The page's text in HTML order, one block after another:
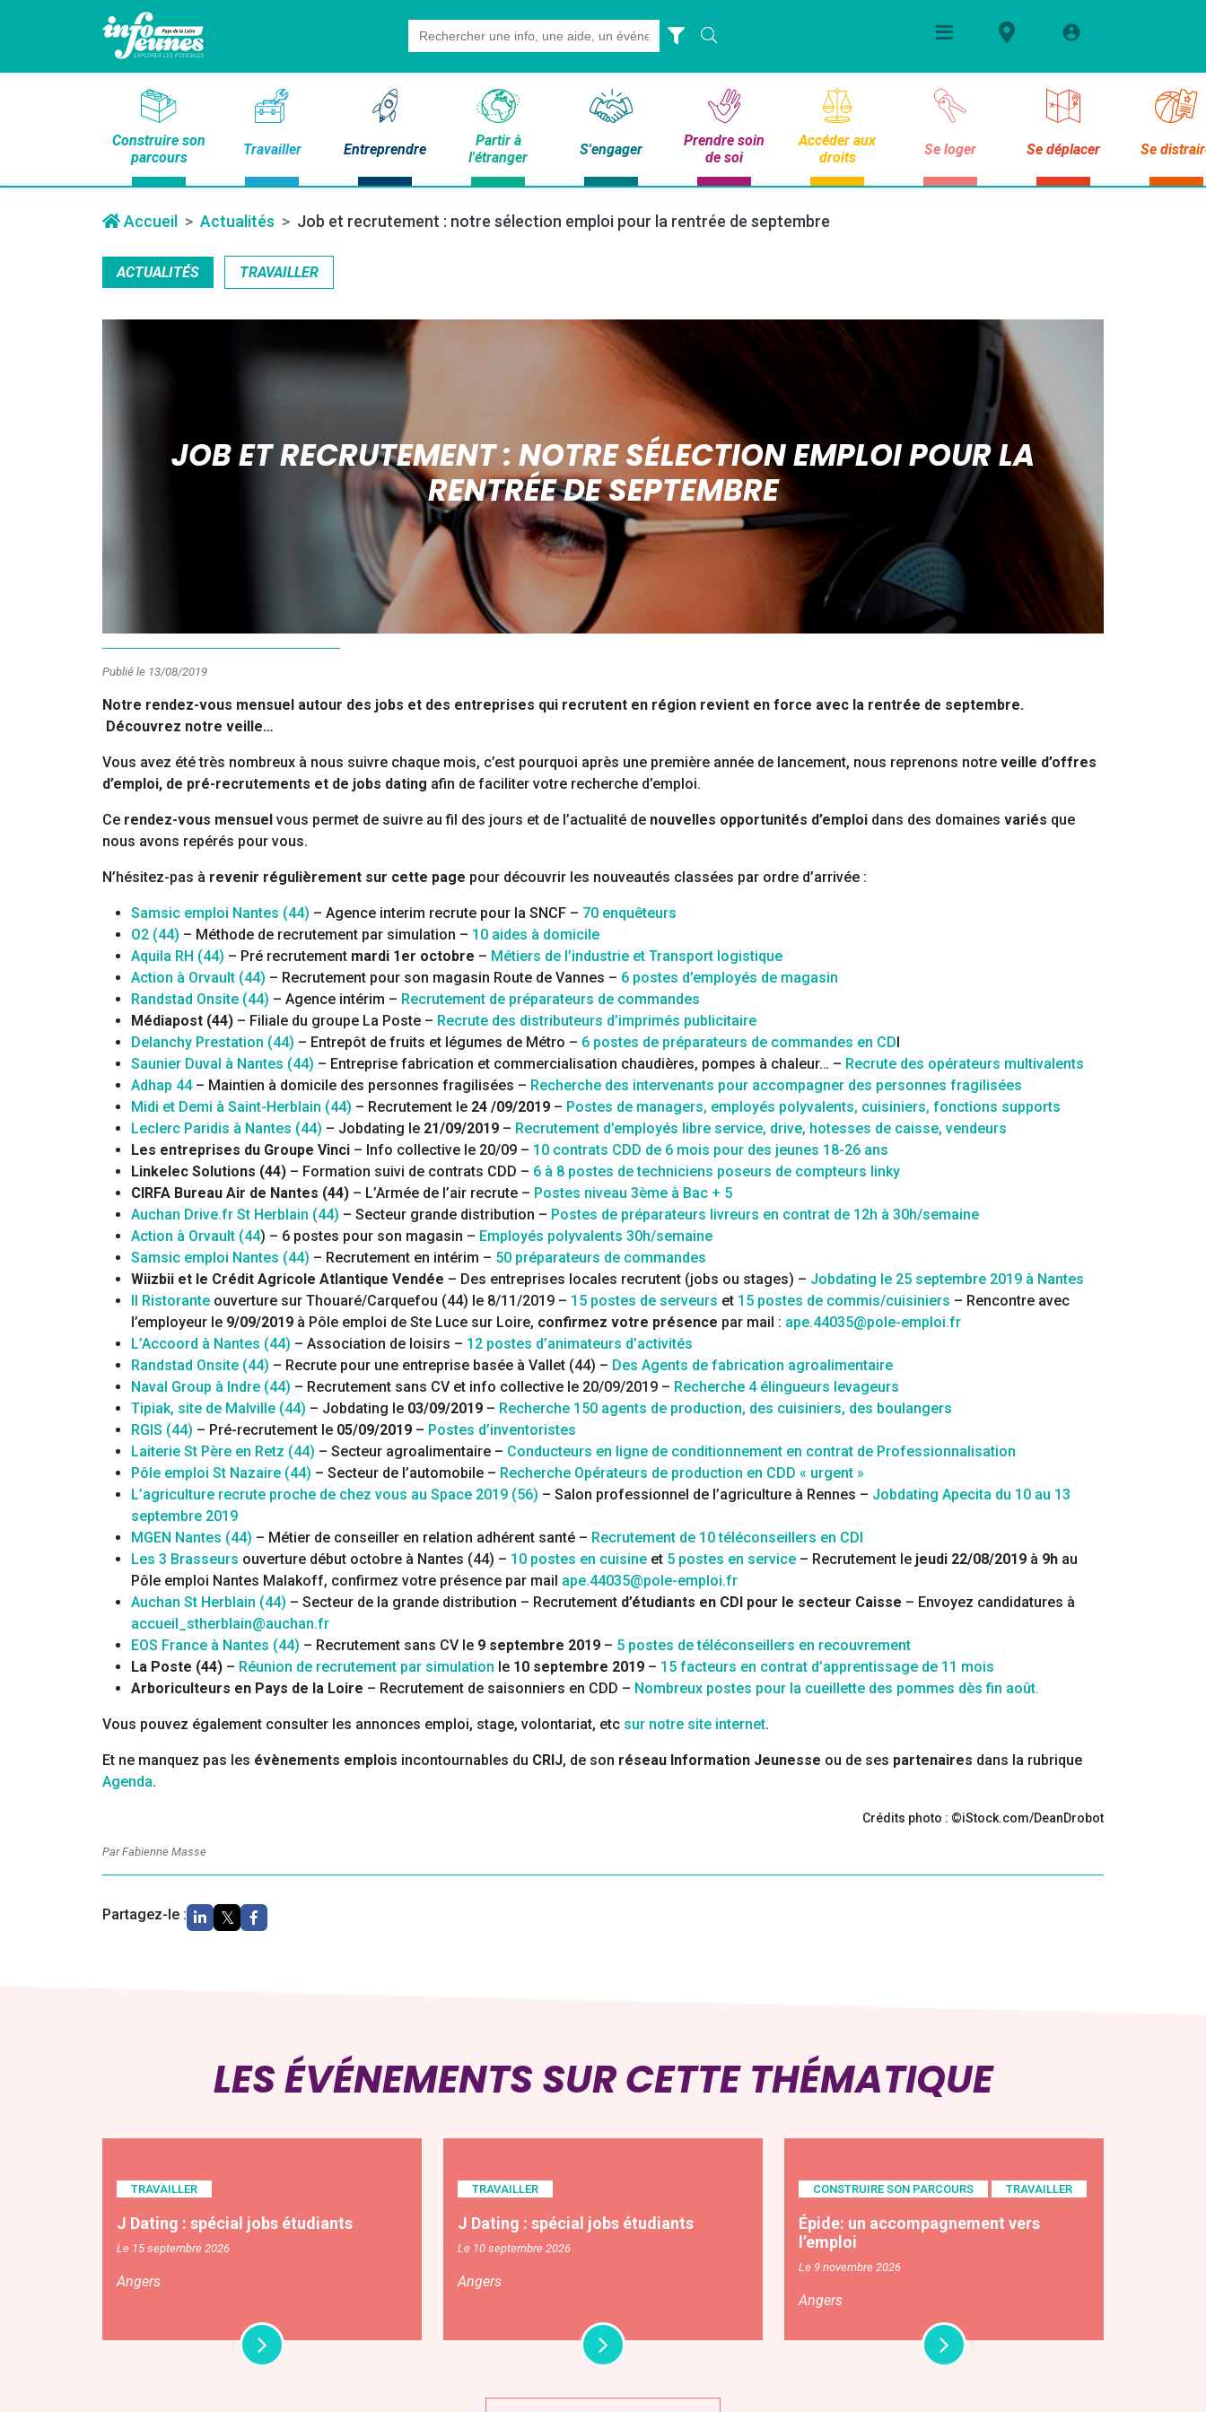
Search
for:
Construire son
parcours
Travailler Entreprendre
Partir à
l'étranger
S'engager
Prendre soin
de soi
Accéder aux
droits
Se loger Se déplacer Se
Accueil Actualités Job et recrutement : notre sélection emploi pour la rentrée de septembre
ACTUALITÉS TRAVAILLER
JOB ET RECRUTEMENT : NOTRE SÉLECTION EMPLOI POUR LA
RENTRÉE DE SEPTEMBRE
Publié le 13/08/2019
Notre rendez-vous mensuel autour des jobs et des entreprises qui recrutent en région revient en force avec la rentrée de septembre.
Découvrez notre veille…
Vous avez été très nombreux à nous suivre chaque mois, c’est pourquoi après une première année de lancement, nous reprenons notre veille d’offres
d’emploi, de pré-recrutements et de jobs dating afin de faciliter votre recherche d’emploi.
Ce rendez-vous mensuel vous permet de suivre au fil des jours et de l’actualité de nouvelles opportunités d’emploi dans des domaines variés que
nous avons repérés pour vous.
N’hésitez-pas à revenir régulièrement sur cette page pour découvrir les nouveautés classées par ordre d’arrivée :
Samsic emploi Nantes (44) – Agence interim recrute pour la SNCF – 70 enquêteurs
O2 (44) – Méthode de recrutement par simulation – 10 aides à domicile
Aquila RH (44) – Pré recrutement mardi 1er octobre – Métiers de l’industrie et Transport logistique
Action à Orvault (44) – Recrutement pour son magasin Route de Vannes – 6 postes d’employés de magasin
Randstad Onsite (44) – Agence intérim – Recrutement de préparateurs de commandes
Médiapost (44) – Filiale du groupe La Poste – Recrute des distributeurs d’imprimés publicitaire
Delanchy Prestation (44) – Entrepôt de fruits et légumes de Métro – 6 postes de préparateurs de commandes en CD
Saunier Duval à Nantes (44) – Entreprise fabrication et commercialisation chaudières, pompes à chaleur… – Recrute des opérateurs multivalents
Adhap 44– Maintien à domicile des personnes fragilisées – Recherche des intervenants pour accompagner des personnes fragilisées
Midi et Demi à Saint-Herblain (44) – Recrutement le 24 /09/2019 – Postes de managers, employés polyvalents, cuisiniers, fonctions supports
Leclerc Paridis à Nantes (44) – Jobdating le 21/09/2019 – Recrutement d’employés libre service, drive, hotesses de caisse, vendeurs
Les entreprises du Groupe Vinci – Info collective le 20/09 – 10 contrats CDD de 6 mois pour des jeunes 18-26 ans
Linkelec Solutions (44) – Formation suivi de contrats CDD – 6 à 8 postes de techniciens poseurs de compteurs linky
CIRFA Bureau Air de Nantes (44) – L’Armée de l’air recrute – Postes niveau 3ème à Bac + 5
Auchan Drive.fr St Herblain (44) – Secteur grande distribution – Postes de préparateurs livreurs en contrat de 12h à 30h/semaine
Action à Orvault (44) – 6 postes pour son magasin – Employés polyvalents 30h/semaine
Samsic emploi Nantes (44) – Recrutement en intérim – 50 préparateurs de commandes
Wiizbii et le Crédit Agricole Atlantique Vendée – Des entreprises locales recrutent (jobs ou stages) – Jobdating le 25 septembre 2019 à Nantes
Il Ristorante ouverture sur Thouaré/Carquefou (44) le 8/11/2019 – 15 postes de serveurs et 15 postes de commis/cuisiniers – Rencontre avec
l’employeur le 9/09/2019 à Pôle emploi de Ste Luce sur Loire, confirmez votre présence par mail : ape.44035@pole-emploi.fr
L’Accoord à Nantes (44) – Association de loisirs – 12 postes d’animateurs d’activités
Randstad Onsite (44) – Recrute pour une entreprise basée à Vallet (44) – Des Agents de fabrication agroalimentaire
Naval Group à Indre (44) – Recrutement sans CV et info collective le 20/09/2019 – Recherche 4 élingueurs levageurs
Tipiak, site de Malville (44) – Jobdating le 03/09/2019 – Recherche 150 agents de production, des cuisiniers, des boulangers
RGIS (44) – Pré-recrutement le 05/09/2019 – Postes d’inventoristes
Laiterie St Père en Retz (44) – Secteur agroalimentaire – Conducteurs en ligne de conditionnement en contrat de Professionnalisation
Pôle emploi St Nazaire (44) – Secteur de l’automobile – Recherche Opérateurs de production en CDD « urgent »
L’agriculture recrute proche de chez vous au Space 2019 (56) – Salon professionnel de l’agriculture à Rennes – Jobdating Apecita du 10 au 13
septembre 2019
MGEN Nantes (44) – Métier de conseiller en relation adhérent santé – Recrutement de 10 téléconseillers en CDI
Les 3 Brasseurs ouverture début octobre à Nantes (44) – 10 postes en cuisine et 5 postes en service – Recrutement le jeudi 22/08/2019 à 9h au
Pôle emploi Nantes Malakoff, confirmez votre présence par mail ape.44035@pole-emploi.fr
Auchan St Herblain (44) – Secteur de la grande distribution – Recrutement d’étudiants en CDI pour le secteur Caisse – Envoyez candidatures à
accueil_stherblain@auchan.fr
EOS France à Nantes (44) – Recrutement sans CV le 9 septembre 2019 – 5 postes de téléconseillers en recouvrement
La Poste (44) – Réunion de recrutement par simulation le 10 septembre 2019 – 15 facteurs en contrat d’apprentissage de 11 mois
Arboriculteurs en Pays de la Loire – Recrutement de saisonniers en CDD – Nombreux postes pour la cueillette des pommes dès fin août.
Vous pouvez également consulter les annonces emploi, stage, volontariat, etc sur notre site internet.
Et ne manquez pas les évènements emplois incontournables du CRIJ, de son réseau Information Jeunesse ou de ses partenaires dans la rubrique
Agenda.
Crédits photo : ©iStock.com/DeanDrobot
Par Fabienne Masse
Partagez-le :
LES ÉVÉNEMENTS SUR CETTE THÉMATIQUE
TRAVAILLER
J Dating : spécial jobs étudiants
Le 15 septembre 2026
Angers
TRAVAILLER
J Dating : spécial jobs étudiants
Le 10 septembre 2026
Angers
CONSTRUIRE SON PARCOURS TRAVAILLER
Épide: un accompagnement vers
l’emploi
Le 9 novembre 2026
Angers